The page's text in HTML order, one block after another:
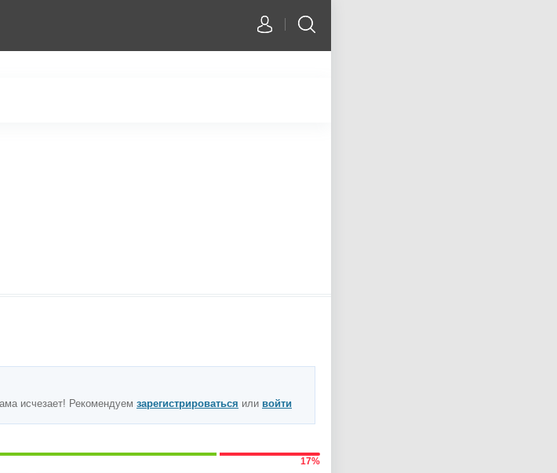
исчезает! Рекомендуем зарегистрироваться или войти
17%